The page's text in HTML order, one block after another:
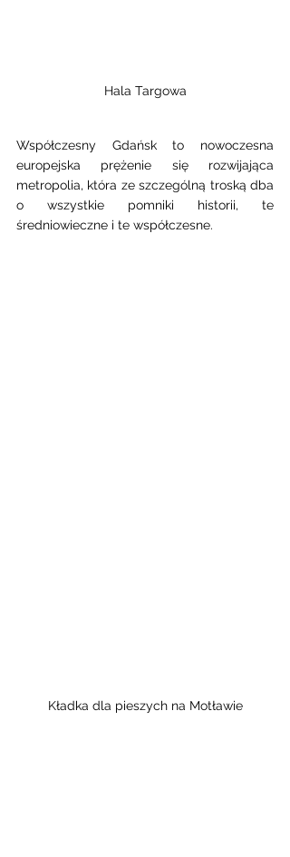
Hala Targowa
Współczesny Gdańsk to nowoczesna
europejska prężenie się rozwijająca
metropolia, która ze szczególną troską dba
o wszystkie pomniki historii, te
średniowieczne i te współczesne.
Kładka dla pieszych na Motławie